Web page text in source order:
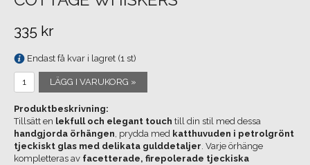
335 kr
Endast få kvar i lagret (1 st)
LÄGG I VARUKORG »
Produktbeskrivning:
Tillsätt en lekfull och elegant touch till din stil med dessa
handgjorda örhängen, prydda med katthuvuden i petrolgrönt
tjeckiskt glas med delikata gulddetaljer. Varje örhänge
kompletteras av facetterade, firepolerade tjeckiska